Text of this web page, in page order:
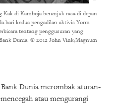
Kak di Kamboja berunjuk rasa di depan
hari kedua pengadilan aktivis Yorm
tentang penggusuran yang
Dunia. © 2012 John Vink/Magnum
Dunia merombak aturan-
atau mengurangi